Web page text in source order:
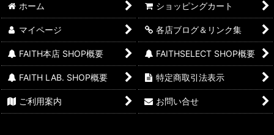
ホーム ショッピングカート
マイページ 各店ブログ＆リンク集
FAITH本店 SHOP概要 FAITHSELECT SHOP概要
FAITH LAB. SHOP概要 特定商取引法表示
ご利用案内 お問い合せ